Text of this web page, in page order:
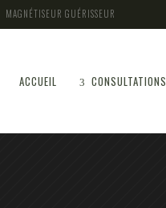
MAGNÉTISEUR GUÉRISSEUR
ACCUEIL CONSULTATIONS